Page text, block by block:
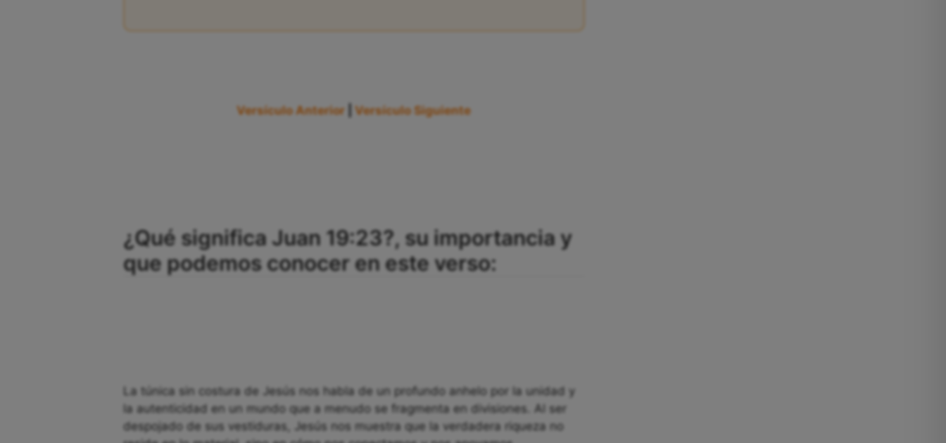
Versículo Anterior |Versículo Siguiente
¿Qué significa Juan 19:23?, su importancia y
que podemos conocer en este verso:
La túnica sin costura de Jesús nos habla de un profundo anhelo por la unidad y
la autenticidad en un mundo que a menudo se fragmenta en divisiones. Al ser
despojado de sus vestiduras, Jesús nos muestra que la verdadera riqueza no